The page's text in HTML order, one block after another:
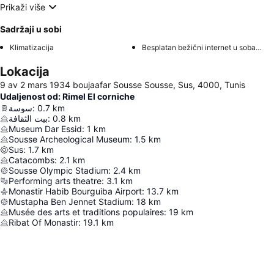
Prikaži više
Sadržaji u sobi
Klimatizacija Besplatan bežični internet u sobama
Lokacija
9 av 2 mars 1934 boujaafar Sousse Sousse, Sus, 4000, Tunis
Udaljenost od: Rimel El corniche
سوسة: 0.7 km
بيت الثقافة: 0.8 km
Museum Dar Essid: 1 km
Sousse Archeological Museum: 1.5 km
Sus: 1.7 km
Catacombs: 2.1 km
Sousse Olympic Stadium: 2.4 km
Performing arts theatre: 3.1 km
Monastir Habib Bourguiba Airport: 13.7 km
Mustapha Ben Jennet Stadium: 18 km
Musée des arts et traditions populaires: 19 km
Ribat Of Monastir: 19.1 km